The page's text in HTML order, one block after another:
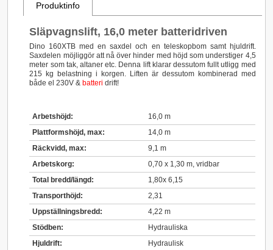
Produktinfo
Släpvagnslift, 16,0 meter batteridriven
Dino 160XTB med en saxdel och en teleskopbom samt hjuldrift.
Saxdelen möjliggör att nå över hinder med höjd som understiger 4,5
meter som tak, altaner etc. Denna lift klarar dessutom fullt utligg med
215 kg belastning i korgen. Liften är dessutom kombinerad med
både el 230V & batteri drift!
Arbetshöjd:
16,0 m
Plattformshöjd, max:
14,0 m
Räckvidd, max:
9,1 m
Arbetskorg:
0,70 x 1,30 m, vridbar
Total bredd/längd:
1,80x 6,15
Transporthöjd:
2,31
Uppställningsbredd:
4,22 m
Stödben:
Hydrauliska
Hjuldrift:
Hydraulisk